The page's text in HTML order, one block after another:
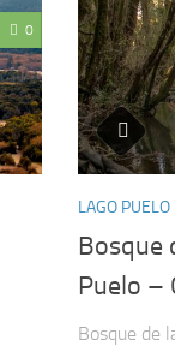
0
LAGO PUELO
Bosque
Puelo –
Bosque de